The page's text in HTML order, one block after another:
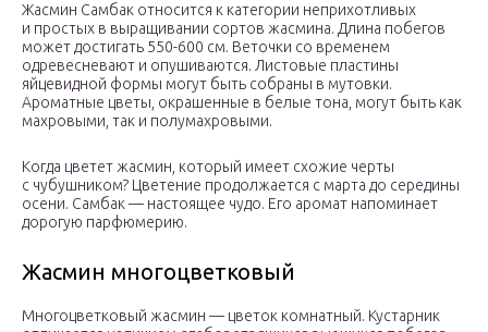
Жасмин Самбак относится к категории неприхотливых
и простых в выращивании сортов жасмина. Длина побегов
может достигать 550-600 см. Веточки со временем
одревесневают и опушиваются. Листовые пластины
яйцевидной формы могут быть собраны в мутовки.
Ароматные цветы, окрашенные в белые тона, могут быть как
махровыми, так и полумахровыми.
Когда цветет жасмин, который имеет схожие черты
с чубушником? Цветение продолжается с марта до середины
осени. Самбак — настоящее чудо. Его аромат напоминает
дорогую парфюмерию.
Жасмин многоцветковый
Многоцветковый жасмин — цветок комнатный. Кустарник